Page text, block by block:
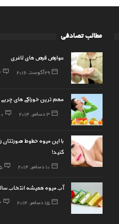
مطالب تصادفی
عوارض قرص‌ های لاغری
29 آگوست, 2016
مهم ترین خوراکی های چربی
3 دسامبر, 2014 0
با این میوه خطوط صورتتان
کنید!
10 دسامبر, 2014
آب میوه همیشه انتخاب
15 دسامبر, 2014